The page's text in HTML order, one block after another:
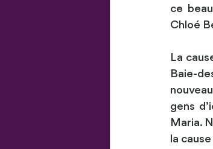
ce
Chloé
La
Baie-
gens
Maria.
la